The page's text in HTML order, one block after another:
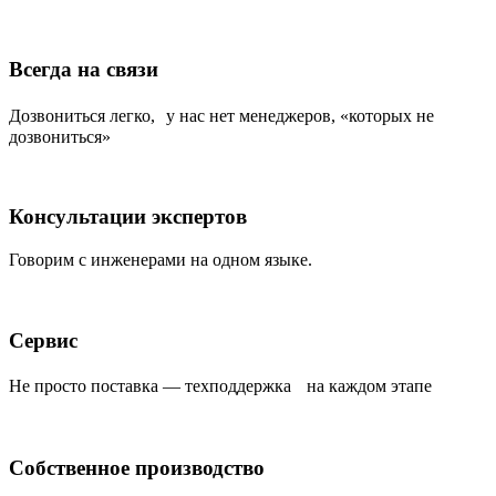
Всегда на связи
Дозвониться легко, у нас нет менеджеров, «которых не
дозвониться»
Консультации экспертов
Говорим с инженерами на одном языке.
Сервис
Не просто поставка — техподдержка на каждом этапе
Собственное производство